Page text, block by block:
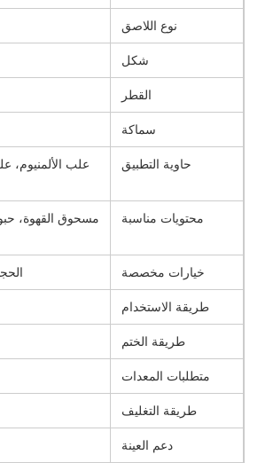
نوع اللاصق
شكل
القطر
سماكة
حاوية التطبيق علب الألمنيوم،
محتويات مناسبة مسحوق القهوة،
خيارات مخصصة
طريقة الاستخدام
طريقة الختم
متطلبات المعدات
طريقة التغليف
دعم العينة